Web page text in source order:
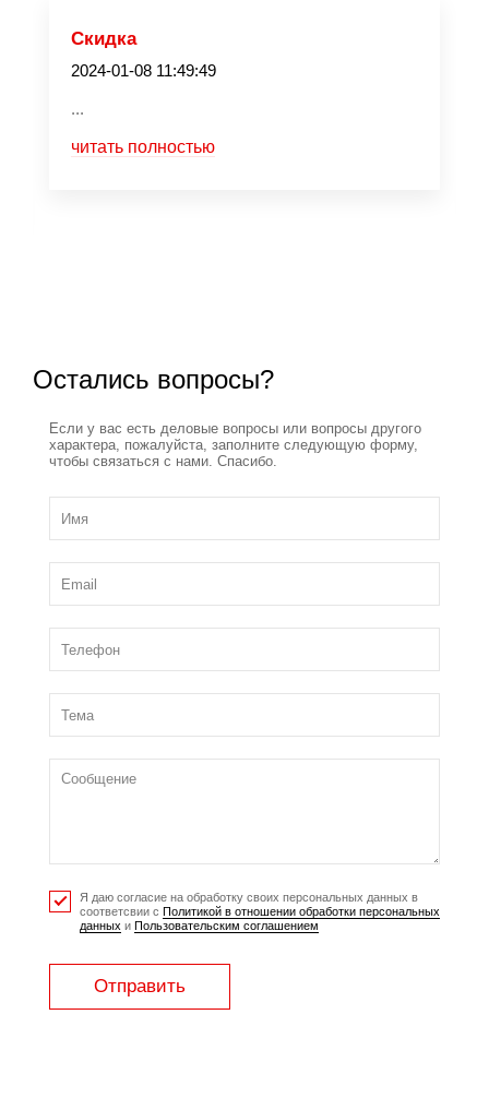
Скидка
2024-01-08 11:49:49
...
читать полностью
Остались вопросы?
Если у вас есть деловые вопросы или вопросы другого
характера, пожалуйста, заполните следующую форму,
чтобы связаться с нами. Спасибо.
Я даю согласие на обработку своих персональных данных в
соответсвии с Политикой в отношении обработки персональных
данных и Пользовательским соглашением
Отправить